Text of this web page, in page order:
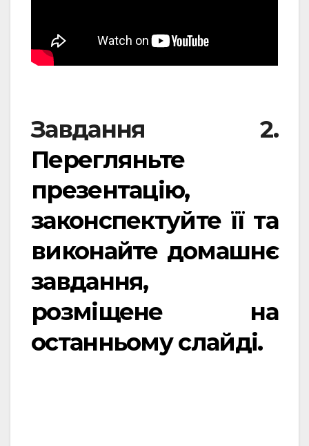
Завдання 2.
Перегляньте
презентацію,
законспектуйте її та
виконайте домашнє
завдання,
розміщене на
останньому слайді.